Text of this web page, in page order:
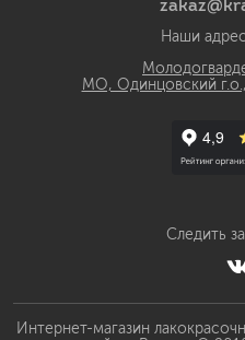
Наши
МО, Одинцовский
Следить
Интернет-магазин